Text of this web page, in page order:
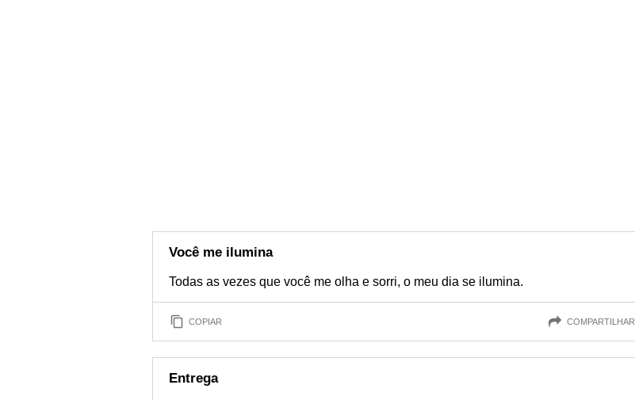
Você me ilumina
Todas as vezes que você me olha e sorri, o meu dia se ilumina.
COPIAR COMPARTILHAR
Entrega